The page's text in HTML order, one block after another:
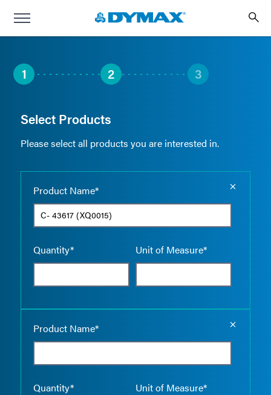
1 2 3
Select Products
Please select all products you are interested in.
Product Name*
Quantity* Unit of Measure*
Product Name*
Quantity* Unit of Measure*